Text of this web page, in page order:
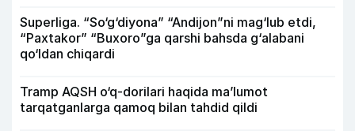
Superliga. “So‘g‘diyona” “Andijon”ni mag‘lub etdi,
“Paxtakor” “Buxoro”ga qarshi bahsda g‘alabani
qo‘ldan chiqardi
Tramp AQSH o‘q-dorilari haqida ma’lumot
tarqatganlarga qamoq bilan tahdid qildi